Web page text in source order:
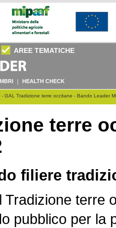
AREE TEMATICHE
HEALTH CHECK
- GAL Tradizione terre occitane - Bando Leader
terre
filiere
Tradizione terre
pubblico per la